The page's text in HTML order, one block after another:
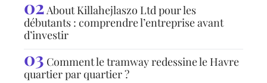
About Killahejlaszo Ltd pour les
débutants : comprendre l’entreprise avant
d’investir
Comment le tramway redessine le Havre
quartier par quartier ?